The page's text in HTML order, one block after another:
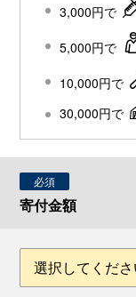
3,000円で
5,000円で
10,000円で
30,000円で
必須
寄付金額